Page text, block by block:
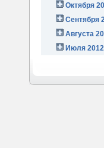
Октября
Сентября
Августа
Июля 2012